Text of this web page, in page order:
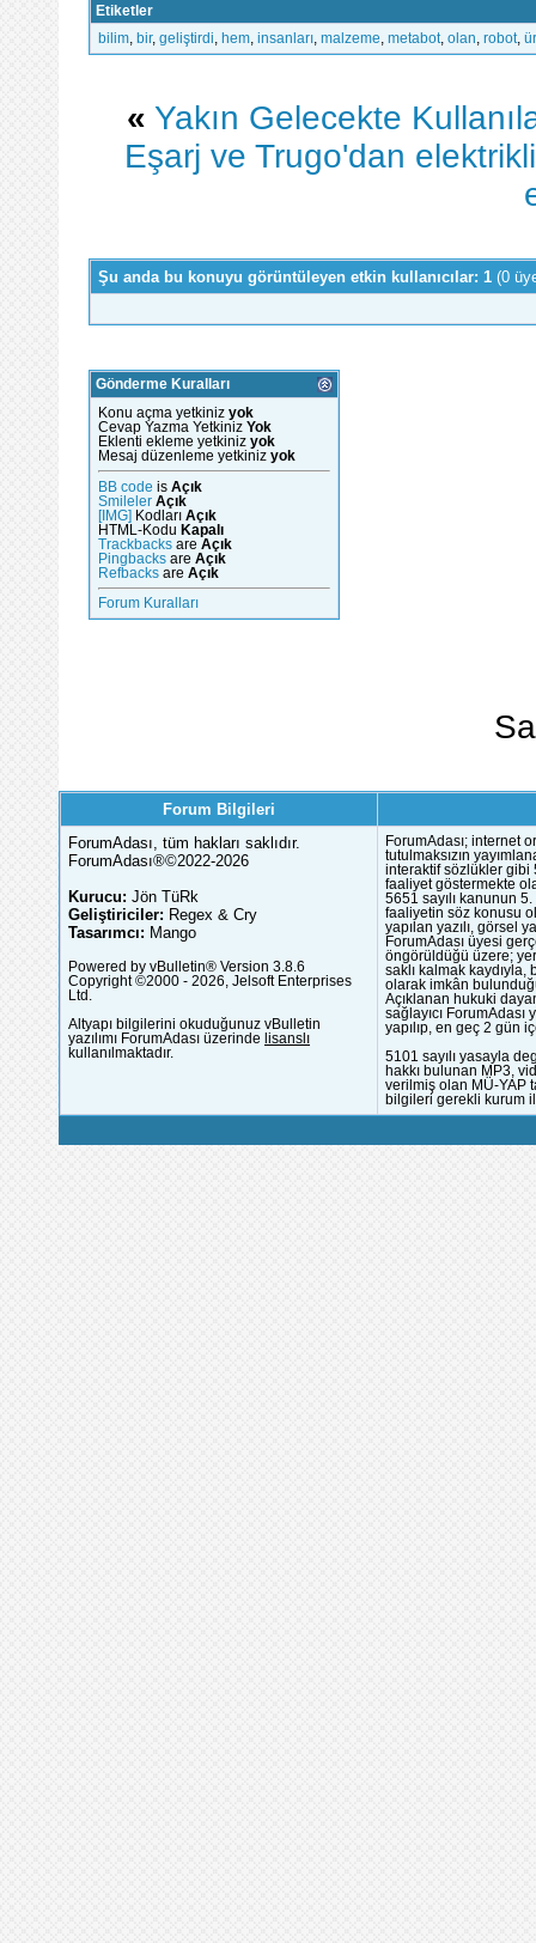
Etiketler
bilim bir, geliştirdi hem insanları malzeme metabot olan robot
« Yakın Gelecekte
Eşarj ve Trugo'dan
Şu anda bu konuyu görüntüleyen etkin kullanıcılar: 1 (0
Gönderme Kuralları
Konu açma yetkiniz yok
Cevap Yazma Yetkiniz Yok
Eklenti ekleme yetkiniz yok
Mesaj düzenleme yetkiniz yok
BB code is Açık
Smileler Açık
[IMG] Kodları Açık
HTML-Kodu Kapalı
Trackbacks are Açık
Pingbacks are Açık
Refbacks are Açık
Forum Kuralları
Forum Bilgileri
ForumAdası, tüm hakları saklıdır.
ForumAdası®©2022-2026
Kurucu: Jön TüRk
Geliştiriciler: Regex & Cry
Tasarımcı: Mango
Powered by vBulletin® Version 3.8.6
Copyright ©2000 - 2026, Jelsoft Enterprises
Ltd.
Altyapı bilgilerini okuduğunuz vBulletin
yazılımı ForumAdası üzerinde lisanslı
kullanılmaktadır.
ForumAdası; internet
tutulmaksızın
interaktif sözlükler gibi
faaliyet göstermekte
5651 sayılı kanunun
faaliyetin söz konusu
yapılan yazılı, görsel
ForumAdası üyesi
öngörüldüğü üzere;
saklı kalmak
olarak imkân
Açıklanan hukuki
sağlayıcı
yapılıp, en geç 2 gün
5101 sayılı yasayla
hakkı bulunan MP3,
verilmiş olan MÜ-YAP
bilgileri gerekli kurum